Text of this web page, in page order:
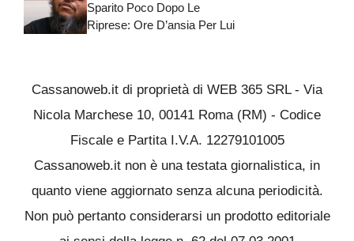
Sparito Poco Dopo Le
Riprese: Ore D’ansia Per Lui
Cassanoweb.it di proprietà di WEB 365 SRL - Via
Nicola Marchese 10, 00141 Roma (RM) - Codice
Fiscale e Partita I.V.A. 12279101005
Cassanoweb.it non è una testata giornalistica, in
quanto viene aggiornato senza alcuna periodicità.
Non può pertanto considerarsi un prodotto editoriale